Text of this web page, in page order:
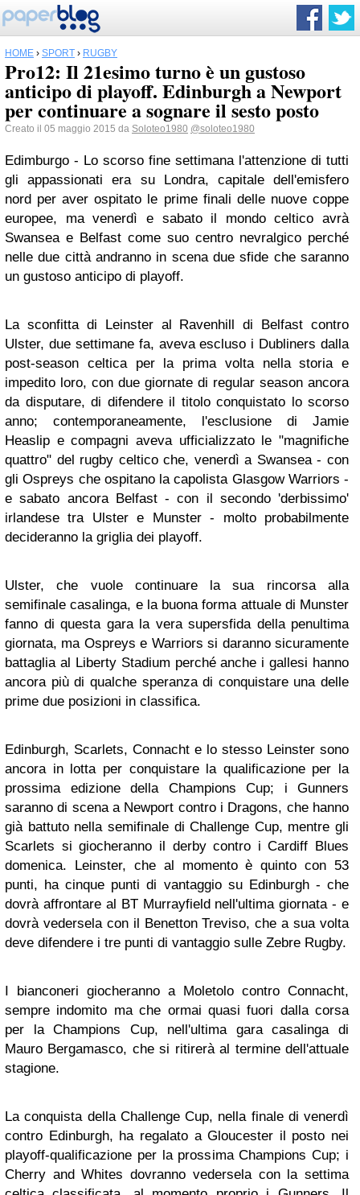
HOME › SPORT › RUGBY
Pro12: Il 21esimo turno è un gustoso
anticipo di playoff. Edinburgh a Newport
per continuare a sognare il sesto posto
Creato il 05 maggio 2015 da Soloteo1980 @soloteo1980
Edimburgo - Lo scorso fine settimana l'attenzione di tutti
gli appassionati era su Londra, capitale dell'emisfero
nord per aver ospitato le prime finali delle nuove coppe
europee, ma venerdì e sabato il mondo celtico avrà
Swansea e Belfast come suo centro nevralgico perché
nelle due città andranno in scena due sfide che saranno
un gustoso anticipo di playoff.
La sconfitta di Leinster al Ravenhill di Belfast contro
Ulster, due settimane fa, aveva escluso i Dubliners dalla
post-season celtica per la prima volta nella storia e
impedito loro, con due giornate di regular season ancora
da disputare, di difendere il titolo conquistato lo scorso
anno; contemporaneamente, l'esclusione di Jamie
Heaslip e compagni aveva ufficializzato le "magnifiche
quattro" del rugby celtico che, venerdì a Swansea - con
gli Ospreys che ospitano la capolista Glasgow Warriors -
e sabato ancora Belfast - con il secondo 'derbissimo'
irlandese tra Ulster e Munster - molto probabilmente
decideranno la griglia dei playoff.
Ulster, che vuole continuare la sua rincorsa alla
semifinale casalinga, e la buona forma attuale di Munster
fanno di questa gara la vera supersfida della penultima
giornata, ma Ospreys e Warriors si daranno sicuramente
battaglia al Liberty Stadium perché anche i gallesi hanno
ancora più di qualche speranza di conquistare una delle
prime due posizioni in classifica.
Edinburgh, Scarlets, Connacht e lo stesso Leinster sono
ancora in lotta per conquistare la qualificazione per la
prossima edizione della Champions Cup; i Gunners
saranno di scena a Newport contro i Dragons, che hanno
già battuto nella semifinale di Challenge Cup, mentre gli
Scarlets si giocheranno il derby contro i Cardiff Blues
domenica. Leinster, che al momento è quinto con 53
punti, ha cinque punti di vantaggio su Edinburgh - che
dovrà affrontare al BT Murrayfield nell'ultima giornata - e
dovrà vedersela con il Benetton Treviso, che a sua volta
deve difendere i tre punti di vantaggio sulle Zebre Rugby.
I bianconeri giocheranno a Moletolo contro Connacht,
sempre indomito ma che ormai quasi fuori dalla corsa
per la Champions Cup, nell'ultima gara casalinga di
Mauro Bergamasco, che si ritirerà al termine dell'attuale
stagione.
La conquista della Challenge Cup, nella finale di venerdì
contro Edinburgh, ha regalato a Gloucester il posto nei
playoff-qualificazione per la prossima Champions Cup; i
Cherry and Whites dovranno vedersela con la settima